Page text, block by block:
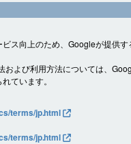
ス向上のため、Googleが提供
および利用方法については、
ています。
terms/jp.html
terms/jp.html